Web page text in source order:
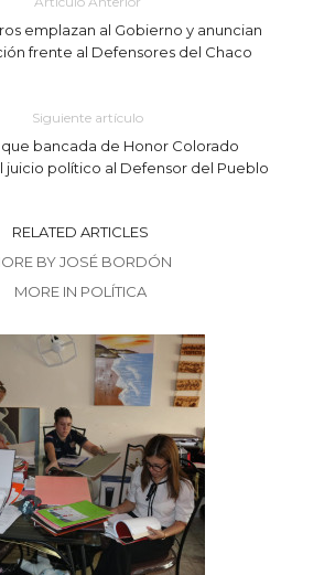
emplazan al Gobierno y anuncian
frente al Defensores del Chaco
Siguiente artículo
bancada de Honor Colorado
juicio político al Defensor del Pueblo
RELATED ARTICLES
BY JOSÉ BORDÓN
MORE IN POLÍTICA